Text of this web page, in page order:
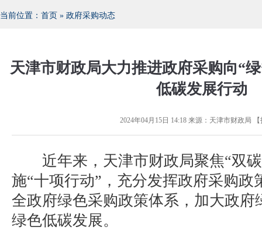
当前位置： 首页 » 政府采购动态
天津市财政局大力推进政府采购向“
低碳发展行动
2024年04月15日 14:18来源： 天津市财政局 【
近年来，天津市财政局聚焦“双碳
施“十项行动”，充分发挥政府采购政
全政府绿色采购政策体系，加大政府
绿色低碳发展。